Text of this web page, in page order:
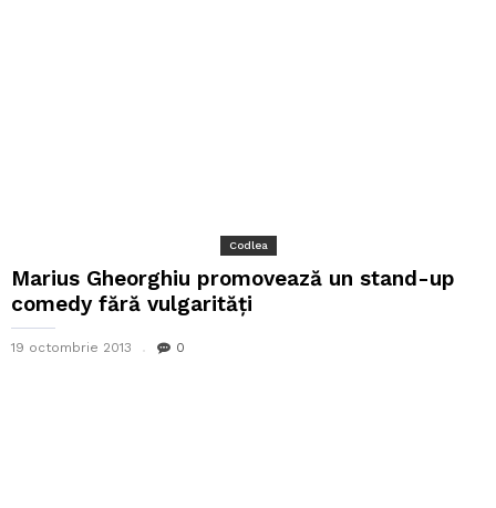
Codlea
Marius Gheorghiu promovează un stand-up
comedy fără vulgarități
19 octombrie 2013 0